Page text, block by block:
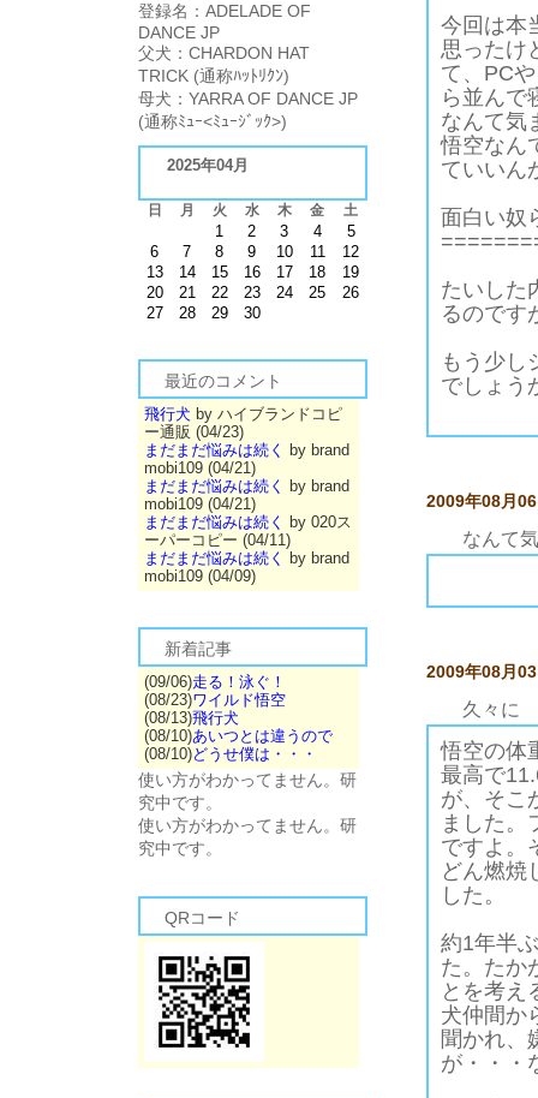
登録名：ADELADE OF
DANCE JP
父犬：CHARDON HAT
TRICK (通称ﾊｯﾄﾘｸﾝ)
母犬：YARRA OF DANCE JP
(通称ﾐｭｰ<ﾐｭｰｼﾞｯｸ>)
2025年04月
日 月 火 水 木 金 土
1 2 3 4
5
6
7 8 9 10 11
12
13
14 15 16 17 18
19
20
21 22 23 24 25
26
27
28 29 30
最近のコメント
飛行犬 by ハイブランドコピ
ー通販 (04/23)
まだまだ悩みは続く
by brand
mobi109 (04/21)
まだまだ悩みは続く
by brand
mobi109 (04/21)
まだまだ悩みは続く
by 020ス
ーパーコピー (04/11)
まだまだ悩みは続く
by brand
mobi109 (04/09)
新着記事
(09/06)走る！泳ぐ！
(08/23)ワイルド悟空
(08/13)飛行犬
(08/10)あいつとは違うので
(08/10)どうせ僕は・・・
使い方がわかってません。研
究中です。
使い方がわかってません。研
究中です。
QRコード
今回は本
思ったけ
て、PC
ら並んで
なんて気
悟空なん
ていいん
面白い奴
たいした
るのです
もう少し
でしょう
2009年08月
なんて
2009年08月
久々に
悟空の体
最高で
が、そこ
ました。
ですよ。
どん燃焼
した。
約1年半
た。たか
とを考え
犬仲間か
聞かれ、
が・・・